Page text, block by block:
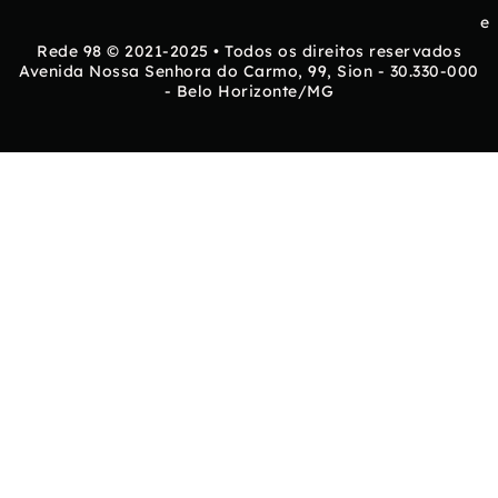
e
Rede 98 © 2021-2025 • Todos os direitos reservados
Avenida Nossa Senhora do Carmo, 99, Sion - 30.330-000
- Belo Horizonte/MG